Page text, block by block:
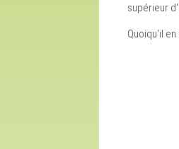
supérieur
Quoiqu'il